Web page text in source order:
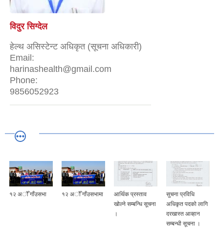
विदुर सिग्देल
हेल्थ असिस्टेन्ट अधिकृत (सूचना अधिकारी)
Email:
harinashealth@gmail.com
Phone:
9856052923
१२ अौँ गाँउसभा १२ अौँ गाँउसभामा
आर्थिक प्रस्ताव
खोल्ने सम्बन्धि सूचना
।
सुचना प्रविधि
अधिकृत पदको लागि
दरखास्त आव्हान
सम्बन्धी सूचना ।